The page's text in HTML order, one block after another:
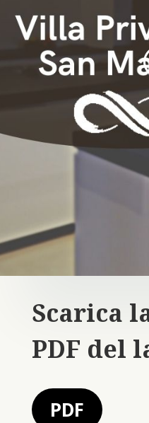
Fai clic per
abilitare
Scarica
PDF del
PDF